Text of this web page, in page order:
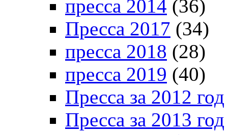
пресса 2014 (36)
Пресса 2017 (34)
пресса 2018 (28)
пресса 2019 (40)
Пресса за 2012 год
Пресса за 2013 год